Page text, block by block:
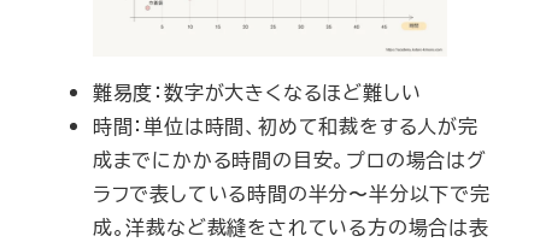
難易度：数字が大きくなるほど難しい
時間：単位は時間、初めて和裁をする人が完
成までにかかる時間の目安。プロの場合はグ
ラフで表している時間の半分〜半分以下で完
成。洋裁など裁縫をされている方の場合は表